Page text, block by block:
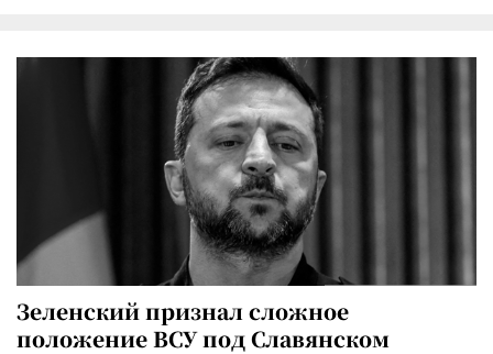
Зеленский признал сложное
положение ВСУ под Славянском